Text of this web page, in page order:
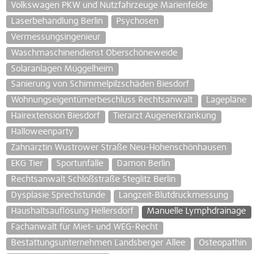
Volkswagen PKW und Nutzfahrzeuge Marienfelde
Laserbehandlung Berlin
Psychosen
Vermessungsingenieur
Waschmaschinendienst Oberschöneweide
Solaranlagen Müggelheim
Sanierung von Schimmelpilzschäden Biesdorf
Wohnungseigentümerbeschluss Rechtsanwalt
Lagepläne
Hairextension Biesdorf
Tierarzt Augenerkrankung
Halloweenparty
Zahnärztin Wustrower Straße Neu-Hohenschönhausen
EKG Tier
Sportunfälle
Damon Berlin
Rechtsanwalt Schloßstraße Steglitz Berlin
Dysplasie Sprechstunde
Langzeit-Blutdruckmessung
Haushaltsauflösung Hellersdorf
Manuelle Lymphdrainage
Fachanwalt für Miet- und WEG-Recht
Bestattungsunternehmen Landsberger Allee
Osteopathin